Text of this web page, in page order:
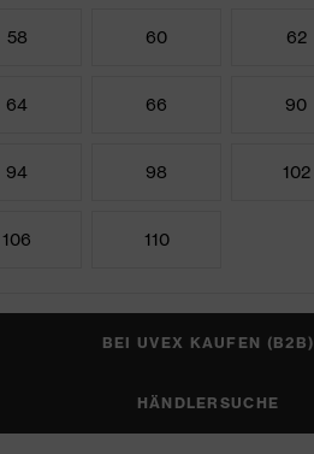
58 60 62
64 66 90
94 98 102
106 110
BEI UVEX KAUFEN (B2B)
HÄNDLERSUCHE